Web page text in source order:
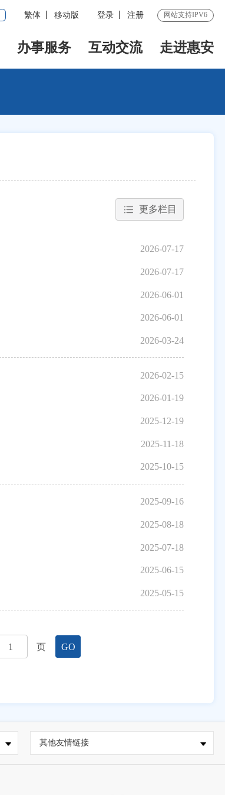
繁体 移动版 登录 注册 网站支持IPV6
办事服务 互动交流 走进惠安
更多栏目
2026-07-17
2026-07-17
2026-06-01
2026-06-01
2026-03-24
2026-02-15
2026-01-19
2025-12-19
2025-11-18
2025-10-15
2025-09-16
2025-08-18
2025-07-18
2025-06-15
2025-05-15
页 GO
其他友情链接